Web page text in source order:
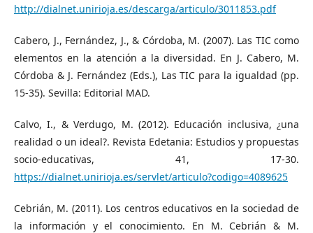
http://dialnet.unirioja.es/descarga/articulo/3011853.pdf
Cabero, J., Fernández, J., & Córdoba, M. (2007). Las TIC como
elementos en la atención a la diversidad. En J. Cabero, M.
Córdoba & J. Fernández (Eds.), Las TIC para la igualdad (pp.
15-35). Sevilla: Editorial MAD.
Calvo, I., & Verdugo, M. (2012). Educación inclusiva, ¿una
realidad o un ideal?. Revista Edetania: Estudios y propuestas
socio-educativas, 41, 17-30.
https://dialnet.unirioja.es/servlet/articulo?codigo=4089625
Cebrián, M. (2011). Los centros educativos en la sociedad de
la información y el conocimiento. En M. Cebrián & M.